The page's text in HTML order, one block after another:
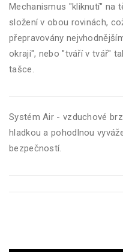
Mechanismus "kliknutí" na
složení v obou rovinách,
přepravovány
okraji", nebo "tváří v tvář"
tašce.
Systém Air - vzduchové
hladkou a pohodlnou
bezpečností.